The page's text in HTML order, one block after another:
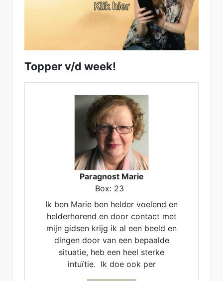
Topper v/d week!
Paragnost Marie
Box: 23
Ik ben Marie ben helder voelend en
helderhorend en door contact met
mijn gidsen krijg ik al een beeld en
dingen door van een bepaalde
situatie, heb een heel sterke
intuïtie. Ik doe ook per